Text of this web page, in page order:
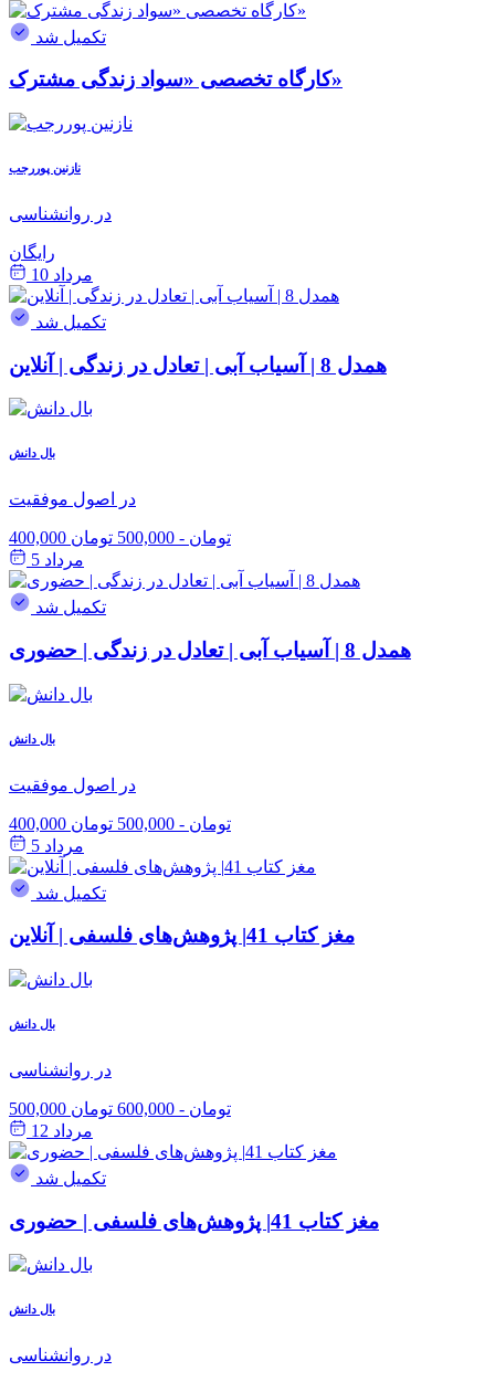
تکمیل شد
کارگاه تخصصی «سواد زندگی مشترک»
نازنین پوررجب
در روانشناسی
رایگان
مرداد 10
تکمیل شد
همدل 8 | آسیاب آبی | تعادل در زندگی | آنلاین
بال دانش
در اصول موفقیت
400,000 تومان - 500,000 تومان
مرداد 5
تکمیل شد
همدل 8 | آسیاب آبی | تعادل در زندگی | حضوری
بال دانش
در اصول موفقیت
400,000 تومان - 500,000 تومان
مرداد 5
تکمیل شد
مغز کتاب 41| پژوهش‌های فلسفی | آنلاین
بال دانش
در روانشناسی
500,000 تومان - 600,000 تومان
مرداد 12
تکمیل شد
مغز کتاب 41| پژوهش‌های فلسفی | حضوری
بال دانش
در روانشناسی